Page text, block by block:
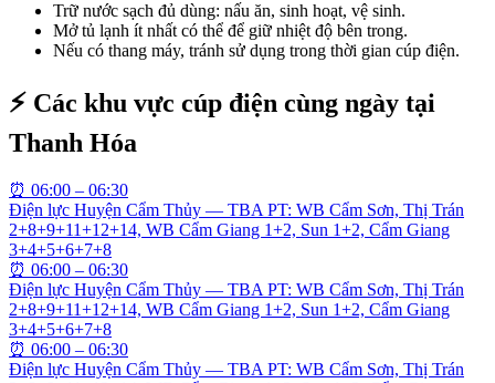
Trữ nước sạch đủ dùng: nấu ăn, sinh hoạt, vệ sinh.
Mở tủ lạnh ít nhất có thể để giữ nhiệt độ bên trong.
Nếu có thang máy, tránh sử dụng trong thời gian cúp điện.
⚡ Các khu vực cúp điện cùng ngày tại
Thanh Hóa
⏰ 06:00 – 06:30
Điện lực Huyện Cẩm Thủy — TBA PT: WB Cẩm Sơn, Thị Trán
2+8+9+11+12+14, WB Cẩm Giang 1+2, Sun 1+2, Cẩm Giang
3+4+5+6+7+8
⏰ 06:00 – 06:30
Điện lực Huyện Cẩm Thủy — TBA PT: WB Cẩm Sơn, Thị Trán
2+8+9+11+12+14, WB Cẩm Giang 1+2, Sun 1+2, Cẩm Giang
3+4+5+6+7+8
⏰ 06:00 – 06:30
Điện lực Huyện Cẩm Thủy — TBA PT: WB Cẩm Sơn, Thị Trán